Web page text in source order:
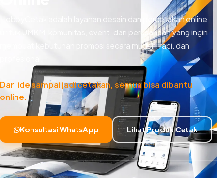
HobbyCetak adalah layanan desain dan percetakan online
untuk UMKM, komunitas, event, dan perusahaan yang ingin
membuat kebutuhan promosi secara mudah, rapi, dan
Dari ide sampai jadi cetakan, semua bisa dibantu
online.
Konsultasi WhatsApp Lihat Produk Cetak